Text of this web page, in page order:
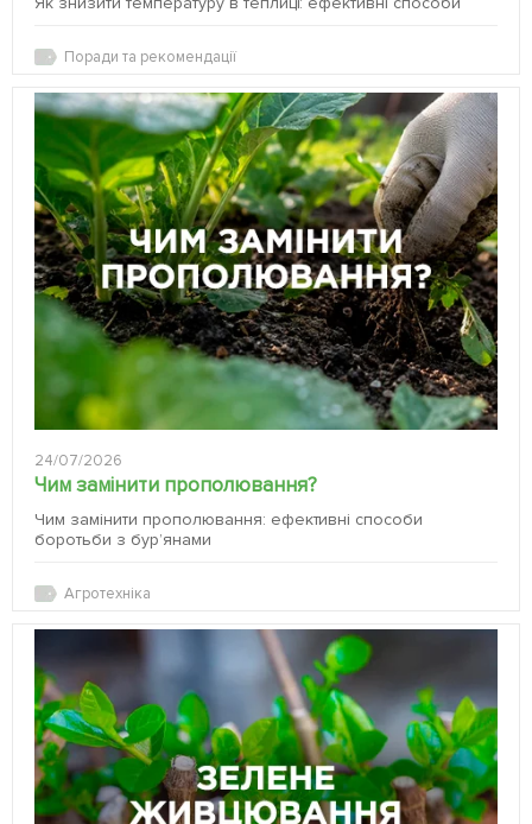
Поради та рекомендації
24/07/2026
Чим замінити прополювання?
Чим замінити прополювання: ефективні способи
боротьби з бур’янами
Агротехніка